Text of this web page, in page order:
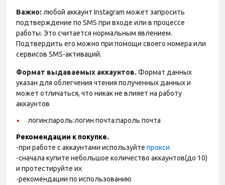
Важно: любой аккаунт Instagram может запросить
подтверждение по SMS при входе или в процессе
работы. Это считается нормальным явлением.
Подтвердить его можно при помощи своего номера или
сервисов SMS-активаций.
Формат выдаваемых аккаунтов. Формат данных
указан для облегчения чтения полученных данных и
может отличаться, что никак не влияет на работу
аккаунтов
логин:пароль:логин почта:пароль почта
Рекомендации к покупке.
-при работе с аккаунтами используйте прокси
-сначала купите небольшое количество аккаунтов(до 10)
и протестируйте их
-рекомендации по использованию